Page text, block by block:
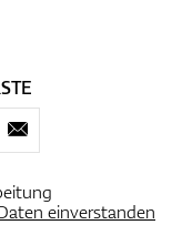
einverstanden